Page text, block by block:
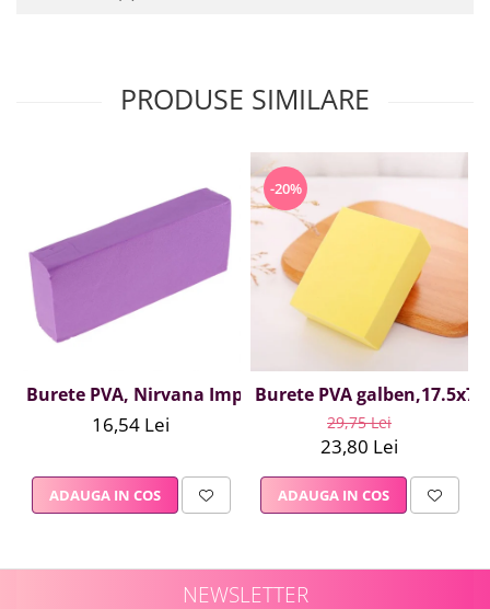
PRODUSE SIMILARE
Burete PVA, Nirvana Impex, 1 buc, mov
16,54 Lei
ADAUGA IN COS
-20%
Burete PVA
29,75 Lei
23,80 Lei
ADAUGA IN COS
NEWSLETTER